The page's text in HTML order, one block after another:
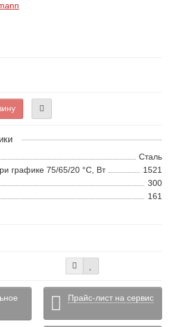
Сталь
графике 75/65/20 °С, Вт
1521
300
161
Прайс-лист на сервис